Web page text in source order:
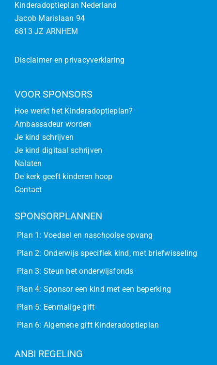
Kinderadoptieplan Nederland
Jacob Marislaan 94
6813 JZ ARNHEM
Disclaimer en privacyverklaring
VOOR SPONSORS
Hoe werkt het Kinderadoptieplan?
Ambassadeur worden
Je kind schrijven
Je kind digitaal schrijven
Nalaten
De kerk geeft kinderen hoop
Contact
SPONSORPLANNEN
Plan 1: Voedsel en naschoolse opvang
Plan 2: Onderwijs specifiek kind, met briefwisseling
Plan 3: Steun het onderwijsfonds
Plan 4: Sponsor een kind met een beperking
Plan 5: Eenmalige gift
Plan 6: Algemene gift Kinderadoptieplan
ANBI REGELING